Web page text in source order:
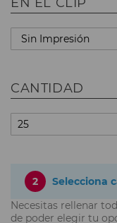
CANTIDAD
2
Selecciona
Necesitas rellenar
de poder elegir tu